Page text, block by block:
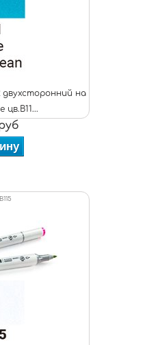
двухсторонний на
цв.B11...